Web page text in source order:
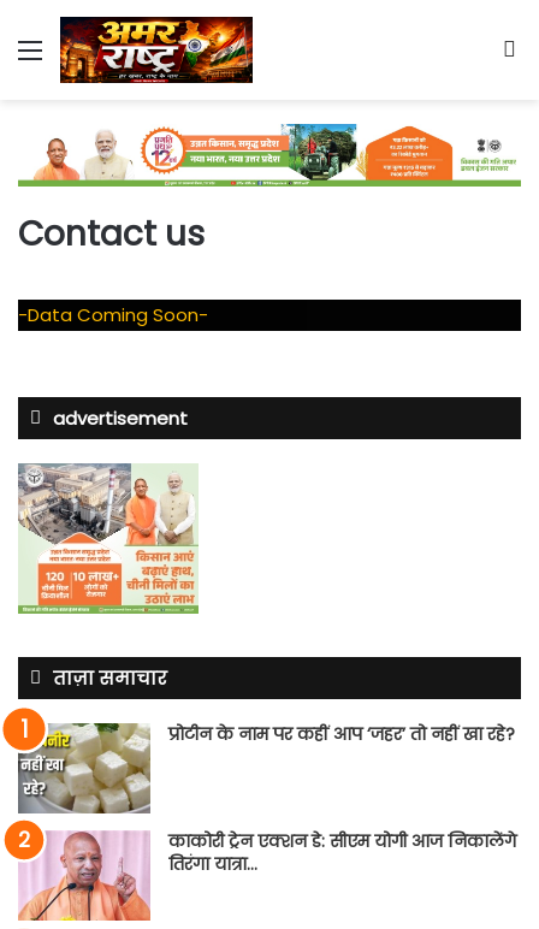
Menu
Contact us
-Data Coming Soon-
advertisement
ताज़ा समाचार
प्रोटीन के नाम पर कहीं आप ‘जहर’ तो नहीं खा रहे?
काकोरी ट्रेन एक्शन डे: सीएम योगी आज निकालेंगे
तिरंगा यात्रा…